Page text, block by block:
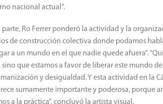
nacional actual”.
parte, Ro Ferrer ponderó la actividad y la
de construcción colectiva donde podamos
a un mundo en el que nadie quede afuera”.
sino que estamos a favor de liberar este mundo
y desigualdad. Y esta actividad en la
sumamente importante y poderosa, porque
a la práctica”, concluyó la artista visual.